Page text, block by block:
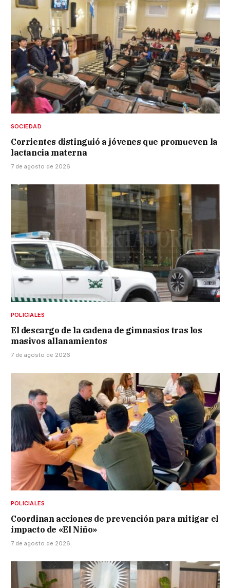
SOCIEDAD
Corrientes distinguió a jóvenes que promueven la
lactancia materna
7 de agosto de 2026
POLICIALES
El descargo de la cadena de gimnasios tras los
masivos allanamientos
7 de agosto de 2026
POLICIALES
Coordinan acciones de prevención para mitigar el
impacto de «El Niño»
7 de agosto de 2026